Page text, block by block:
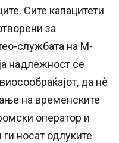
Сите капацитети
за
службата на М-
надлежност се
да нè
на временските
оператор и
носат одлуките